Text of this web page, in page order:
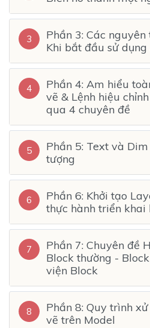
3
Phần 3: Các
Khi bắt đầu sử dụng
4
Phần 4: Am hiểu
vẽ & Lệnh hiệu
qua 4 chuyên đề
5
Phần 5: Text và
tượng
6
Phần 6: Khởi tạo
thực hành triển khai
7
Phần 7: Chuyên đề
Block thường -
viện Block
8
Phần 8: Quy trình
vẽ trên Model